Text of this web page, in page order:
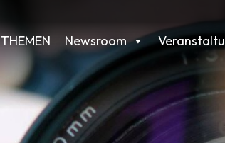
THEMEN Newsroom